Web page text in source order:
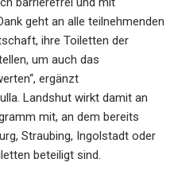
geht an alle teilnehmenden
ihre Toiletten der
um auch das
ergänzt
Landshut wirkt damit an
mit, an dem bereits
Straubing, Ingolstadt oder
beteiligt sind.